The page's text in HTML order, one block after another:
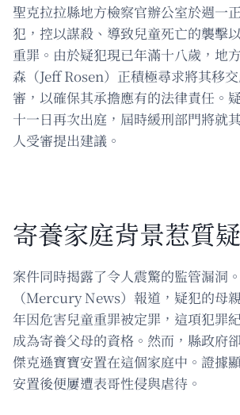
聖克拉拉縣地方檢察官辦公室於週一
犯，控以謀殺、導致兒童死亡的襲擊
重罪。由於疑犯現已年滿十八歲，地
森（Jeff Rosen）正積極尋求將其移
審，以確保其承擔應有的法律責任。
十一日再次出庭，屆時緩刑部門將就
人受審提出建議。
寄養家庭背景惹質疑
案件同時揭露了令人震驚的監管漏洞
（Mercury News）報道，疑犯的母
年因危害兒童重罪被定罪，這項犯罪
成為寄養父母的資格。然而，縣政府
傑克遜寶寶安置在這個家庭中。證據
安置後便屢遭表哥性侵與虐待。